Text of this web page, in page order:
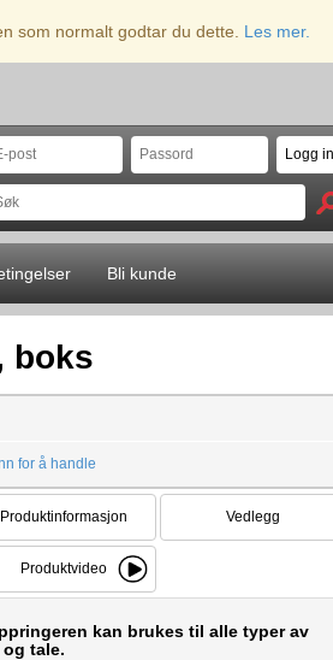
som normalt godtar du dette. Les mer.
Bli kunde
boks
for å handle
Produktinformasjon Vedlegg
Produktvideo
kan brukes til alle typer av
tale.